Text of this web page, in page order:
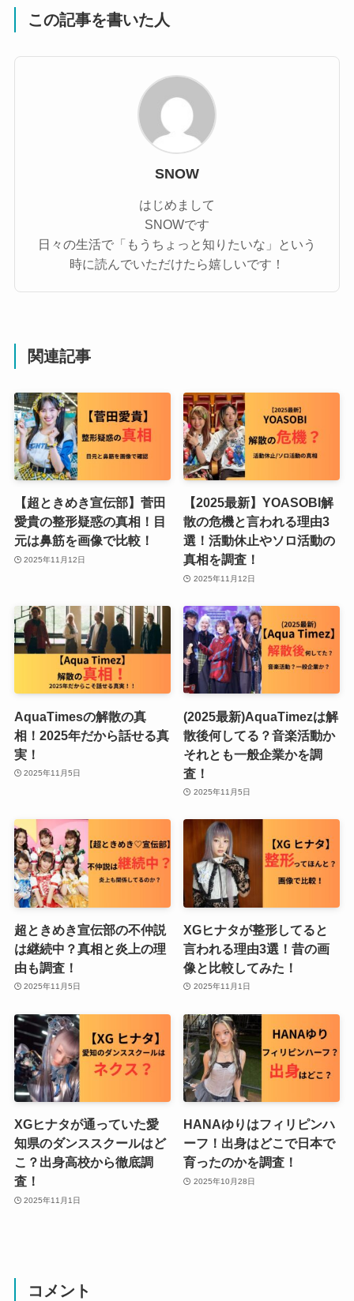
この記事を書いた人
SNOW
はじめまして
SNOWです
日々の生活で「もうちょっと知りたいな」という
時に読んでいただけたら嬉しいです！
関連記事
【超ときめき宣伝部】菅田
愛貴の整形疑惑の真相！目
元は鼻筋を画像で比較！
2025年11月12日
【2025最新】YOASOBI解
散の危機と言われる理由3
選！活動休止やソロ活動の
真相を調査！
2025年11月12日
AquaTimesの解散の真
相！2025年だから話せる真
実！
2025年11月5日
(2025最新)AquaTimezは解
散後何してる？音楽活動か
それとも一般企業かを調
査！
2025年11月5日
超ときめき宣伝部の不仲説
は継続中？真相と炎上の理
由も調査！
2025年11月5日
XGヒナタが整形してると
言われる理由3選！昔の画
像と比較してみた！
2025年11月1日
XGヒナタが通っていた愛
知県のダンススクールはど
こ？出身高校から徹底調
査！
2025年11月1日
HANAゆりはフィリピンハ
ーフ！出身はどこで日本で
育ったのかを調査！
2025年10月28日
コメント